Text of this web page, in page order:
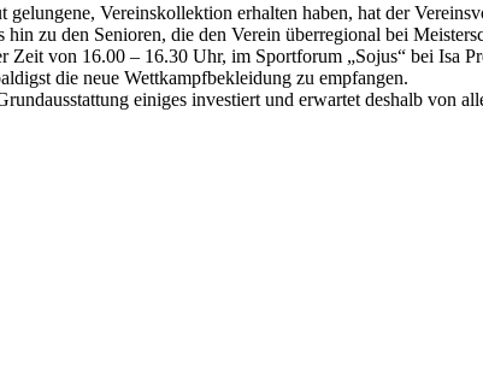
Vereinskollektion erhalten haben, hat der
zu den Senioren, die den Verein überregional bei
von 16.00 – 16.30 Uhr, im Sportforum „Sojus“ bei Isa
die neue Wettkampfbekleidung zu empfangen.
einiges investiert und erwartet deshalb von